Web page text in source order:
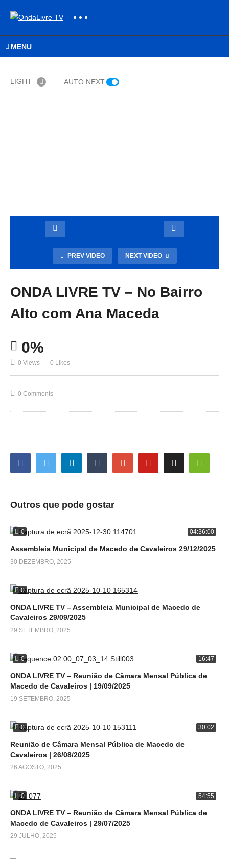
MENU
LIGHT AUTO NEXT
PREV VIDEO NEXT VIDEO
ONDA LIVRE TV – No Bairro
Alto com Ana Maceda
0%
0 Views 0 Likes
0 Comments
Outros que pode gostar
0 04:36:00
Assembleia Municipal de Macedo de Cavaleiros 29/12/2025
30 DEZEMBRO, 2025
0
ONDA LIVRE TV – Assembleia Municipal de Macedo de
Cavaleiros 29/09/2025
29 SETEMBRO, 2025
0 16:47
ONDA LIVRE TV – Reunião de Câmara Mensal Pública de
Macedo de Cavaleiros | 19/09/2025
19 SETEMBRO, 2025
0 30:02
Reunião de Câmara Mensal Pública de Macedo de
Cavaleiros | 26/08/2025
26 AGOSTO, 2025
0 54:55
ONDA LIVRE TV – Reunião de Câmara Mensal Pública de
Macedo de Cavaleiros | 29/07/2025
29 JULHO, 2025